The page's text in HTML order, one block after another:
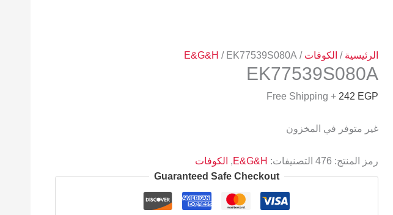
الرئيسية / الكوفات /
E&G&H / EK77539S080A
EK77539S080A
242 EGP
+ Free Shipping
غير متوفر في المخزون
رمز المنتج: 476 التصنيفات: E&G&H
, الكوفات
Guaranteed Safe Checkout